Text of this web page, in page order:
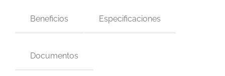
Beneficios Especificaciones
Documentos